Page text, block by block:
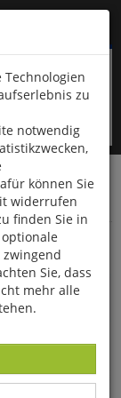
zu
notwendig
können Sie
widerrufen
finden Sie in
Sie, dass
mehr alle